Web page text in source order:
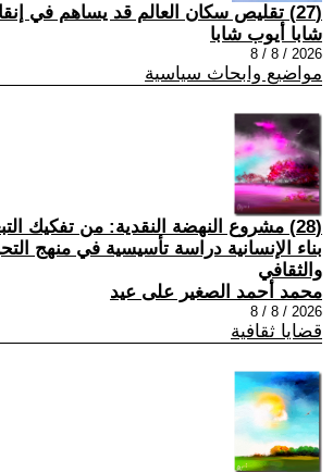
(27) تقليص سكان العالم قد يساهم في إنقاذ الكوكب
شابا أيوب شابا
2026 / 8 / 8
مواضيع وابحاث سياسية
(28) مشروع النهضة النقدية: من تفكيك
بناء الإنسانية دراسة تأسيسية في منهج
والثقافي
محمد أحمد الصغير على عيد
2026 / 8 / 8
قضايا ثقافية